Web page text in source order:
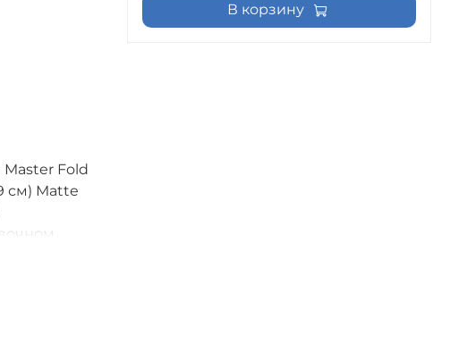
Fold
см) Matte
В корзину